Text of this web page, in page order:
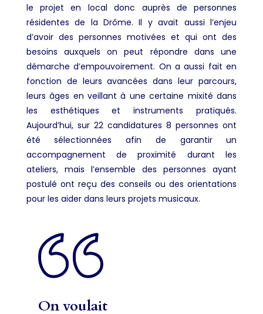
le projet en local donc auprès de personnes
résidentes de la Drôme. Il y avait aussi l’enjeu
d’avoir des personnes motivées et qui ont des
besoins auxquels on peut répondre dans une
démarche d’empouvoirement. On a aussi fait en
fonction de leurs avancées dans leur parcours,
leurs âges en veillant à une certaine mixité dans
les esthétiques et instruments pratiqués.
Aujourd’hui, sur 22 candidatures 8 personnes ont
été sélectionnées afin de garantir un
accompagnement de proximité durant les
ateliers, mais l’ensemble des personnes ayant
postulé ont reçu des conseils ou des orientations
pour les aider dans leurs projets musicaux.
On voulait